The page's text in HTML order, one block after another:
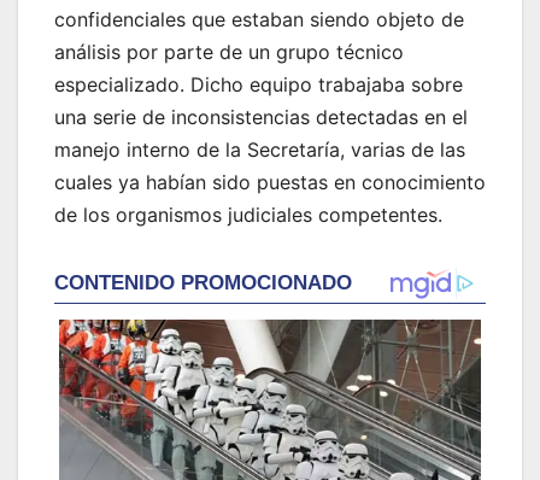
confidenciales que estaban siendo objeto de
análisis por parte de un grupo técnico
especializado. Dicho equipo trabajaba sobre
una serie de inconsistencias detectadas en el
manejo interno de la Secretaría, varias de las
cuales ya habían sido puestas en conocimiento
de los organismos judiciales competentes.